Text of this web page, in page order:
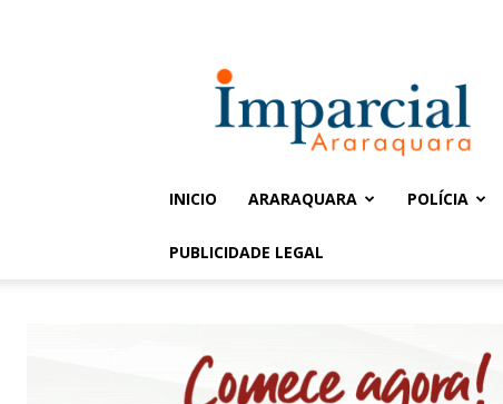
Imparcial
INICIO ARARAQUARA POLÍCIA
PUBLICIDADE LEGAL